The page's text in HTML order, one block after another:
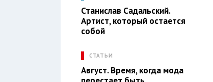
Станислав Садальский.
Артист, который остается
собой
СТАТЬИ
Август. Время, когда мода